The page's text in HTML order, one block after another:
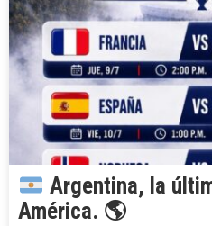
Argentina, la
América. 🌎